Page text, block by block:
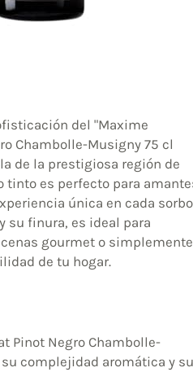
del "Maxime
Chambolle-Musigny 75 cl
de la prestigiosa región de
tinto es perfecto para
única en cada
su finura, es ideal para
gourmet o simplemente
de tu hogar.
Pinot Negro Chambolle-
complejidad aromática y su